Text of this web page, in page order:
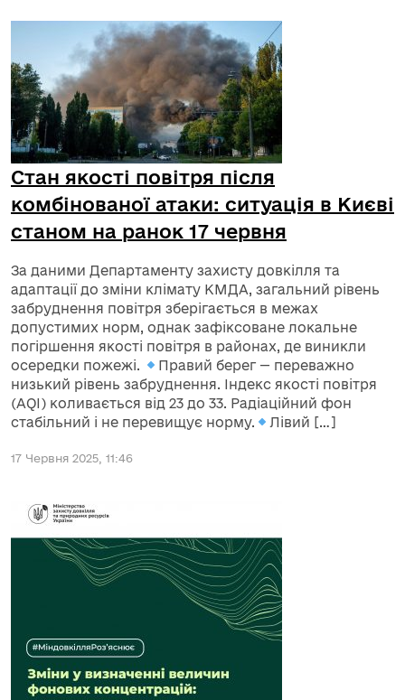
Стан якості повітря після
комбінованої атаки: ситуація в Києві
станом на ранок 17 червня
За даними Департаменту захисту довкілля та
адаптації до зміни клімату КМДА, загальний рівень
забруднення повітря зберігається в межах
допустимих норм, однак зафіксоване локальне
погіршення якості повітря в районах, де виникли
осередки пожежі.
Правий берег — переважно
низький рівень забруднення. Індекс якості повітря
(AQI) коливається від 23 до 33. Радіаційний фон
стабільний і не перевищує норму.
Лівий […]
17 Червня 2025, 11:46